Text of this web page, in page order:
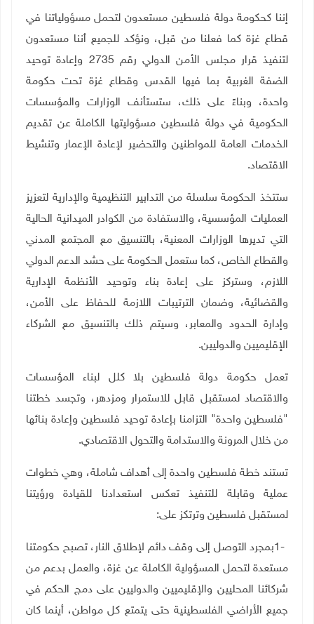
إننا كحكومة دولة فلسطين مستعدون لتحمل مسؤولياتنا في
قطاع غزة كما فعلنا من قبل، ونؤكد للجميع أننا مستعدون
لتنفيذ قرار مجلس الأمن الدولي رقم 2735 وإعادة توحيد
الضفة الغربية بما فيها القدس وقطاع غزة تحت حكومة
واحدة، وبناءً على ذلك، ستستأنف الوزارات والمؤسسات
الحكومية في دولة فلسطين مسؤوليتها الكاملة عن تقديم
الخدمات العامة للمواطنين والتحضير لإعادة الإعمار وتنشيط
الاقتصاد.
ستتخذ الحكومة سلسلة من التدابير التنظيمية والإدارية لتعزيز
العمليات المؤسسية، والاستفادة من الكوادر الميدانية الحالية
التي تديرها الوزارات المعنية، بالتنسيق مع المجتمع المدني
والقطاع الخاص، كما ستعمل الحكومة على حشد الدعم الدولي
اللازم، وستركز على إعادة بناء وتوحيد الأنظمة الإدارية
والقضائية، وضمان الترتيبات اللازمة للحفاظ على الأمن،
وإدارة الحدود والمعابر، وسيتم ذلك بالتنسيق مع الشركاء
الإقليميين والدوليين.
تعمل حكومة دولة فلسطين بلا كلل لبناء المؤسسات
والاقتصاد لمستقبل قابل للاستمرار ومزدهر، وتجسد خطتنا
"فلسطين واحدة" التزامنا بإعادة توحيد فلسطين وإعادة بنائها
من خلال المرونة والاستدامة والتحول الاقتصادي.
تستند خطة فلسطين واحدة إلى أهداف شاملة، وهي خطوات
عملية وقابلة للتنفيذ تعكس استعدادنا للقيادة ورؤيتنا
لمستقبل فلسطين وترتكز على:
1-بمجرد التوصل إلى وقف دائم لإطلاق النار، تصبح حكومتنا
مستعدة لتحمل المسؤولية الكاملة عن غزة، والعمل بدعم من
شركائنا المحليين والإقليميين والدوليين على دمج الحكم في
جميع الأراضي الفلسطينية حتى يتمتع كل مواطن، أينما كان